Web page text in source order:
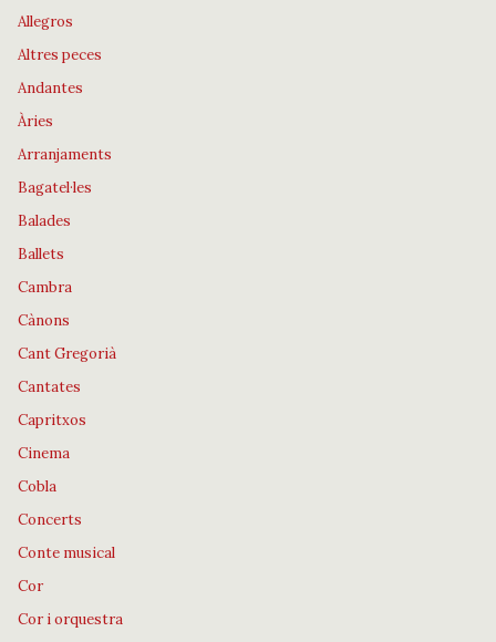
Allegros
Altres peces
Andantes
Àries
Arranjaments
Bagatel·les
Balades
Ballets
Cambra
Cànons
Cant Gregorià
Cantates
Capritxos
Cinema
Cobla
Concerts
Conte musical
Cor
Cor i orquestra